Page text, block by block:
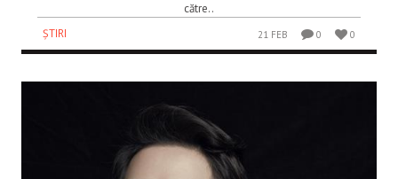
către..
ȘTIRI
21 FEB 0 0